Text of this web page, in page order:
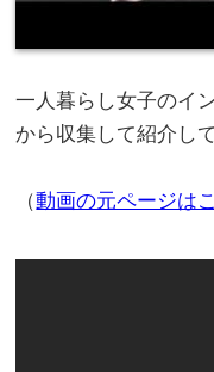
一人暮らし女子のイ
から収集して紹介し
（動画の元ページは